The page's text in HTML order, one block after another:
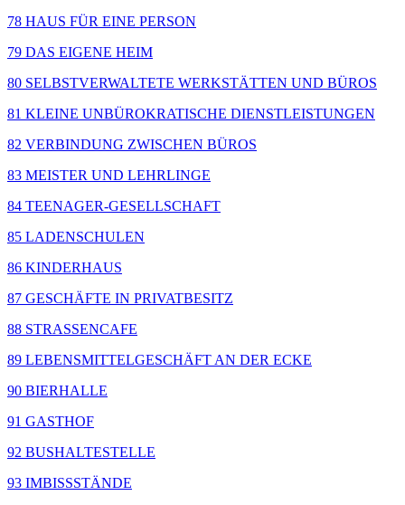
78 HAUS FÜR EINE PERSON
79 DAS EIGENE HEIM
80 SELBSTVERWALTETE WERKSTÄTTEN UND BÜROS
81 KLEINE UNBÜROKRATISCHE DIENSTLEISTUNGEN
82 VERBINDUNG ZWISCHEN BÜROS
83 MEISTER UND LEHRLINGE
84 TEENAGER-GESELLSCHAFT
85 LADENSCHULEN
86 KINDERHAUS
87 GESCHÄFTE IN PRIVATBESITZ
88 STRASSENCAFE
89 LEBENSMITTELGESCHÄFT AN DER ECKE
90 BIERHALLE
91 GASTHOF
92 BUSHALTESTELLE
93 IMBISSSTÄNDE